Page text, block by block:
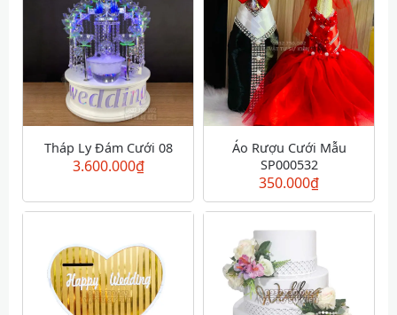
Tháp Ly Đám Cưới 08
3.600.000₫
Áo Rượu Cưới Mẫu
SP000532
350.000₫